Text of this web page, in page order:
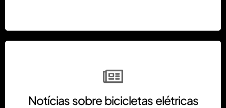
Notícias sobre bicicletas elétricas